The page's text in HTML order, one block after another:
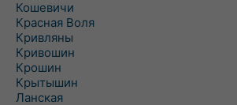
Кошевичи
Красная Воля
Кривляны
Кривошин
Крошин
Крытышин
Ланская